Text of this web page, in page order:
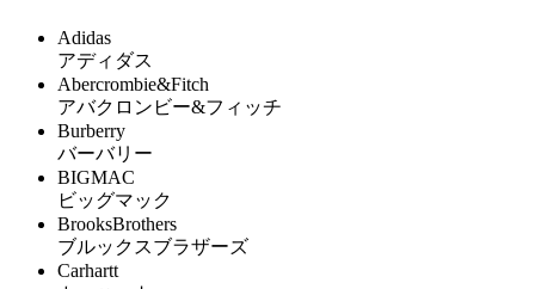
Adidas
アディダス
Abercrombie&Fitch
アバクロンビー&フィッチ
Burberry
バーバリー
BIGMAC
ビッグマック
BrooksBrothers
ブルックスブラザーズ
Carhartt